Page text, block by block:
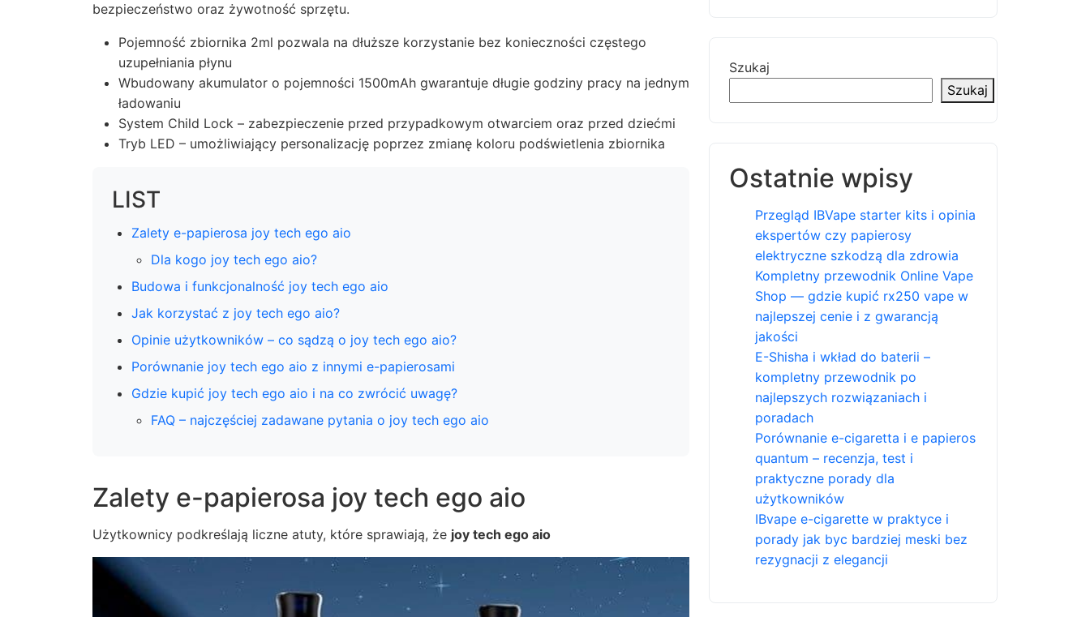
bezpieczeństwo oraz żywotność sprzętu.
Pojemność zbiornika 2ml pozwala na dłuższe korzystanie bez konieczności częstego
uzupełniania płynu
Wbudowany akumulator o pojemności 1500mAh gwarantuje długie godziny pracy na jednym
ładowaniu
System Child Lock – zabezpieczenie przed przypadkowym otwarciem oraz przed dziećmi
Tryb LED – umożliwiający personalizację poprzez zmianę koloru podświetlenia zbiornika
LIST
Zalety e-papierosa joy tech ego aio
Dla kogo joy tech ego aio?
Budowa i funkcjonalność joy tech ego aio
Jak korzystać z joy tech ego aio?
Opinie użytkowników – co sądzą o joy tech ego aio?
Porównanie joy tech ego aio z innymi e-papierosami
Gdzie kupić joy tech ego aio i na co zwrócić uwagę?
FAQ – najczęściej zadawane pytania o joy tech ego aio
Zalety e-papierosa joy tech ego aio
Użytkownicy podkreślają liczne atuty, które sprawiają, że joy tech ego aio
Szukaj
Szukaj
Ostatnie wpisy
Przegląd IBVape starter kits i opinia
ekspertów czy papierosy
elektryczne szkodzą dla zdrowia
Kompletny przewodnik Online Vape
Shop — gdzie kupić rx250 vape w
najlepszej cenie i z gwarancją
jakości
E-Shisha i wkład do baterii –
kompletny przewodnik po
najlepszych rozwiązaniach i
poradach
Porównanie e-cigaretta i e papieros
quantum – recenzja, test i
praktyczne porady dla
użytkowników
IBvape e-cigarette w praktyce i
porady jak byc bardziej meski bez
rezygnacji z elegancji